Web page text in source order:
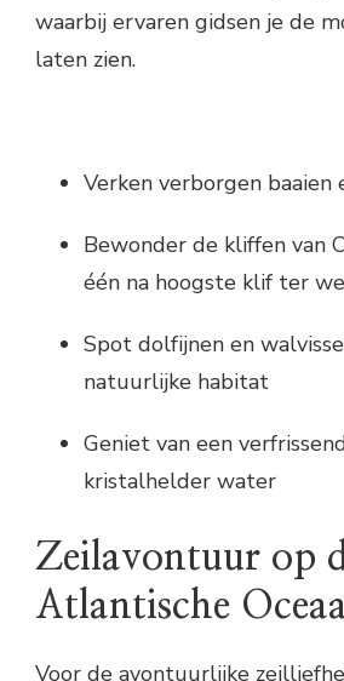
waarbij ervaren gidsen je de
laten zien.
Verken verborgen
Bewonder de kliffen van
één na hoogste klif ter
Spot dolfijnen en
natuurlijke habitat
Geniet van een
kristalhelder water
Zeilavontuur op
Atlantische
Voor de avontuurlijke